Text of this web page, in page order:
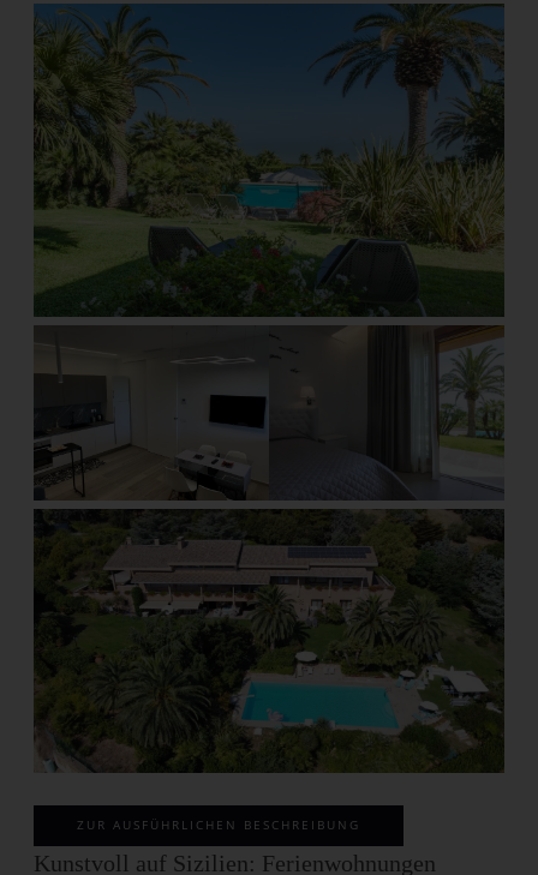
ZUR AUSFÜHRLICHEN BESCHREIBUNG
Kunstvoll auf Sizilien: Ferienwohnungen